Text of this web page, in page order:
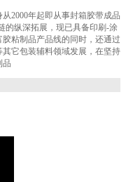
2000年起即从事封箱胶带成品
的纵深拓展，现已具备印刷-涂
粘制品产品线的同时，还通过
它包装辅料领域发展，在坚持
品